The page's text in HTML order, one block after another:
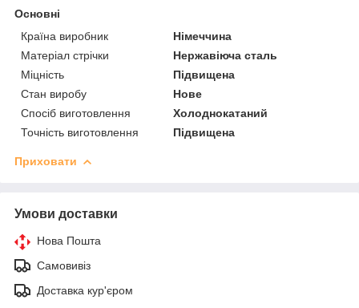
Основні
Країна виробник
Німеччина
Матеріал стрічки
Нержавіюча сталь
Міцність
Підвищена
Стан виробу
Нове
Спосіб виготовлення
Холоднокатаний
Точність виготовлення
Підвищена
Приховати
Умови доставки
Нова Пошта
Самовивіз
Доставка кур'єром